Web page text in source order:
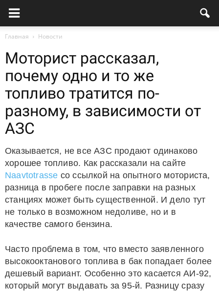
Главная Новости
Моторист рассказал,
почему одно и то же
топливо тратится по-
разному, в зависимости от
АЗС
Оказывается, не все АЗС продают одинаково
хорошее топливо. Как рассказали на сайте
Naavtotrasse со ссылкой на опытного моториста,
разница в пробеге после заправки на разных
станциях может быть существенной. И дело тут
не только в возможном недоливе, но и в
качестве самого бензина.
Часто проблема в том, что вместо заявленного
высокооктанового топлива в бак попадает более
дешевый вариант. Особенно это касается АИ-92,
который могут выдавать за 95-й. Разницу сразу